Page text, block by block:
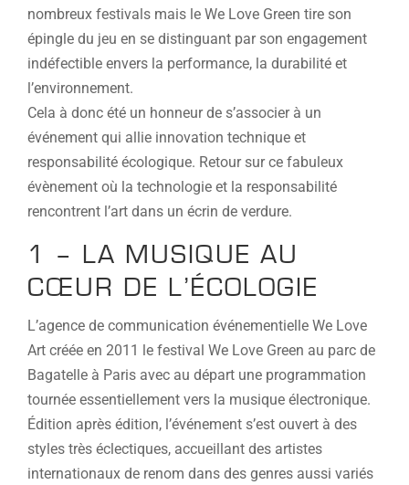
nombreux festivals mais le We Love Green tire son
épingle du jeu en se distinguant par son engagement
indéfectible envers la performance, la durabilité et
l’environnement.
Cela à donc été un honneur de s’associer à un
événement qui allie innovation technique et
responsabilité écologique. Retour sur ce fabuleux
évènement où la technologie et la responsabilité
rencontrent l’art dans un écrin de verdure.
1 – LA MUSIQUE AU
CŒUR DE L’ÉCOLOGIE
L’agence de communication événementielle We Love
Art créée en 2011 le festival We Love Green au parc de
Bagatelle à Paris avec au départ une programmation
tournée essentiellement vers la musique électronique.
Édition après édition, l’événement s’est ouvert à des
styles très éclectiques, accueillant des artistes
internationaux de renom dans des genres aussi variés